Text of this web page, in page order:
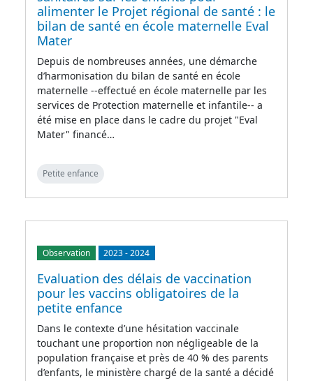
alimenter le Projet régional de santé : le
bilan de santé en école maternelle Eval
Mater
Depuis de nombreuses années, une démarche
d’harmonisation du bilan de santé en école
maternelle --effectué en école maternelle par les
services de Protection maternelle et infantile-- a
été mise en place dans le cadre du projet "Eval
Mater" financé…
Petite enfance
Observation 2023-2024
Evaluation des délais de vaccination
pour les vaccins obligatoires de la
petite enfance
Dans le contexte d’une hésitation vaccinale
touchant une proportion non négligeable de la
population française et près de 40 % des parents
d’enfants, le ministère chargé de la santé a décidé